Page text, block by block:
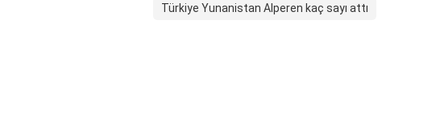
Türkiye Yunanistan Alperen kaç sayı attı